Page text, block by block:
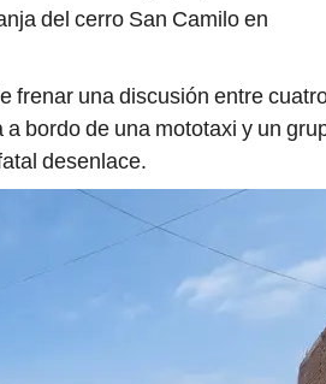
del cerro San Camilo en
frenar una discusión entre
bordo de una mototaxi y un
desenlace.